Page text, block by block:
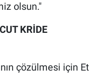
olsun."
KRİDE
çözülmesi için Et